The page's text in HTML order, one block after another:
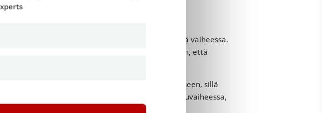
vaativat UAT-testejä, mutta eivät prosessin tässä vaiheessa.
prosessin aikaisemmassa vaiheessa, vaarana on, että
jäävät huomaamatta.
ennen kuin koko projektin kehitys on saatu päätökseen, sillä
tuote. Tätä testausta ei tarvita projektin alkuvaiheessa,